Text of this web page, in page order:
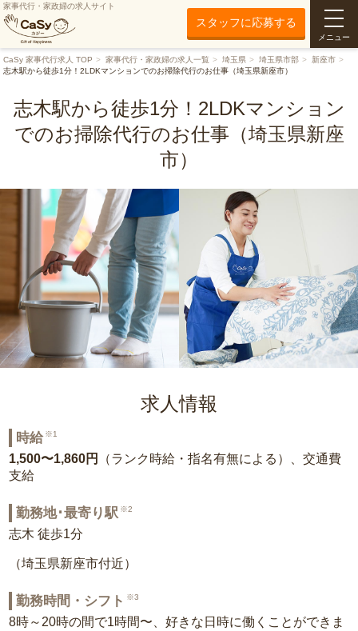
家事代行・家政婦の求人サイト
スタッフに応募する
メニュー
CaSy 家事代行求人 TOP 家事代行・家政婦の求人一覧 埼玉県 埼玉県市部
新座市
志木駅から徒歩1分！2LDKマンションでのお掃除代行のお仕事（埼玉県新座市）
志木駅から徒歩1分！2LDKマンション
でのお掃除代行のお仕事（埼玉県新座
市）
求人情報
時給 ※1
1,500〜1,860円
（ランク時給・指名有無による）、交通費
支給
勤務地･最寄り駅 ※2
志木 徒歩1分
（埼玉県新座市付近）
勤務時間・シフト ※3
8時～20時の間で1時間〜、好きな日時に働くことができま